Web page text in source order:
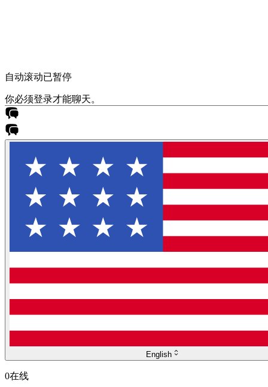
自动滚动已暂停
你必须登录才能聊天。
English
0在线